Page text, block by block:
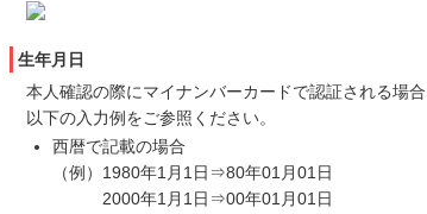
生年月日
本人確認の際にマイナンバーカードで認証される場
以下の入力例をご参照ください。
西暦で記載の場合
（例）1980年1月1日⇒80年01月01日
2000年1月1日⇒00年01月01日